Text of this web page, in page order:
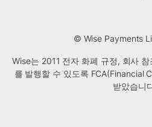
© Wise Payments
Wise는 2011 전자 화폐 규정, 회사 참
를 발행할 수 있도록 FCA(Financial
받았습니